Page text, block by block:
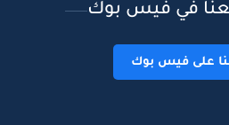
في فيس بوك
على فيس بوك